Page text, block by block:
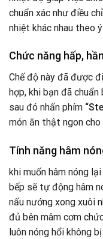
chuẩn xác như điều
nhiệt khác nhau theo
Chức năng hấp,
Chế độ này đã được
hợp, khi bạn đã
sau đó nhấn phím
món ăn thật ngon cho
Tính năng hâm
khi muốn hâm nóng
bếp sẽ tự động hâm
nấu nướng xong xuôi
đủ bên mâm cơm
luôn nóng hổi không